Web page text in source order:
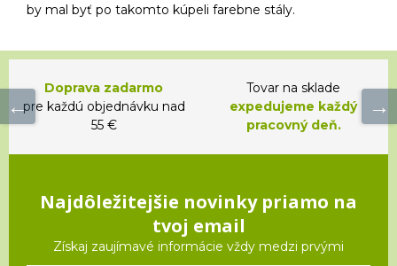
by mal byť po takomto kúpeli farebne stály.
Doprava zadarmo
pre každú objednávku nad
55 €
Tovar na sklade
expedujeme každý
pracovný deň.
Najdôležitejšie novinky priamo na
tvoj email
Získaj zaujímavé informácie vždy medzi prvými